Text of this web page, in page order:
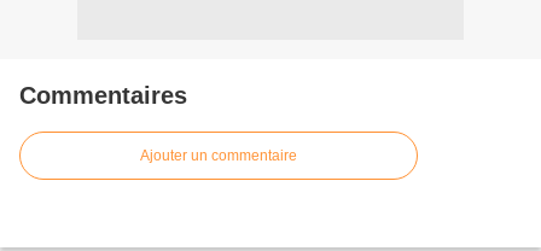
Commentaires
Ajouter un commentaire